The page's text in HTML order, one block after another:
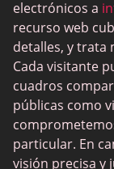
electrónicos a
recurso web
detalles, y trata
Cada visitante
cuadros
públicas como
particular. En
visión precisa y